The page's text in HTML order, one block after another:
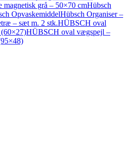
magnetisk grå – 50×70 cmHübsch
OpvaskemiddelHübsch Organiser –
– sæt m. 2 stk.HÜBSCH oval
(60×27)HÜBSCH oval vægspejl –